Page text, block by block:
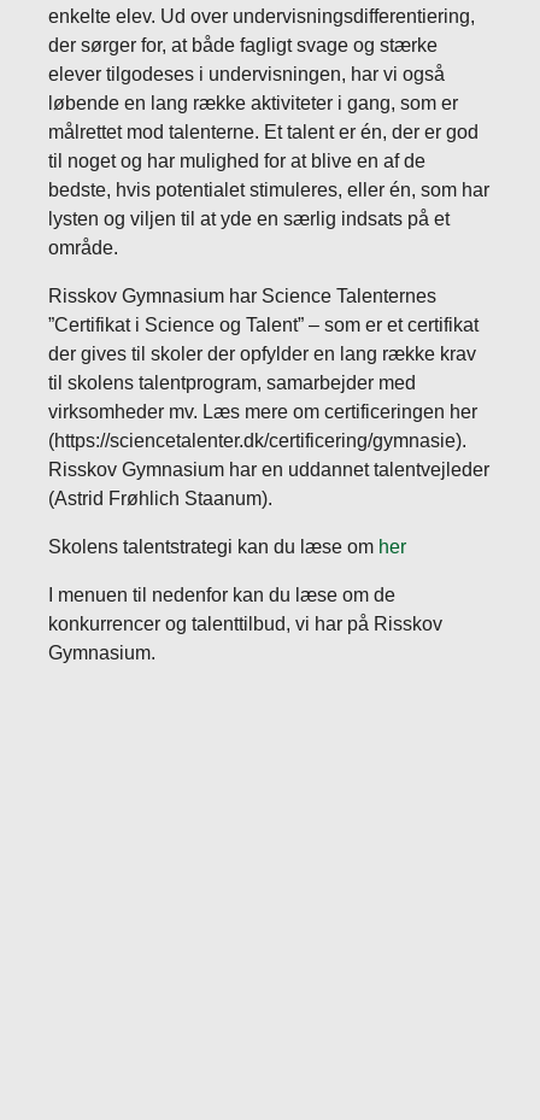
enkelte elev. Ud over undervisningsdifferentiering,
der sørger for, at både fagligt svage og stærke
elever tilgodeses i undervisningen, har vi også
løbende en lang række aktiviteter i gang, som er
målrettet mod talenterne. Et talent er én, der er god
til noget og har mulighed for at blive en af de
bedste, hvis potentialet stimuleres, eller én, som har
lysten og viljen til at yde en særlig indsats på et
område.
Risskov Gymnasium har Science Talenternes
”Certifikat i Science og Talent” – som er et certifikat
der gives til skoler der opfylder en lang række krav
til skolens talentprogram, samarbejder med
virksomheder mv. Læs mere om certificeringen her
(https://sciencetalenter.dk/certificering/gymnasie).
Risskov Gymnasium har en uddannet talentvejleder
(Astrid Frøhlich Staanum).
Skolens talentstrategi kan du læse om her
I menuen til nedenfor kan du læse om de
konkurrencer og talenttilbud, vi har på Risskov
Gymnasium.